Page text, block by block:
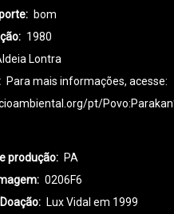
bom
1980
Lontra
Para mais informações, acesse:
pt/
0131
produção
PA
0206F6
Lux Vidal em 1999